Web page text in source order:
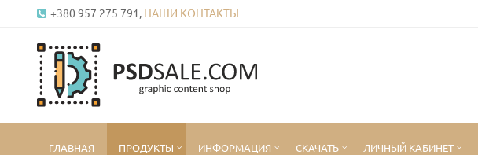
+380 957 275 791, НАШИ КОНТАКТЫ
ГЛАВНАЯ ПРОДУКТЫ ИНФОРМАЦИЯ СКАЧАТЬ ЛИЧНЫЙ КАБИНЕТ